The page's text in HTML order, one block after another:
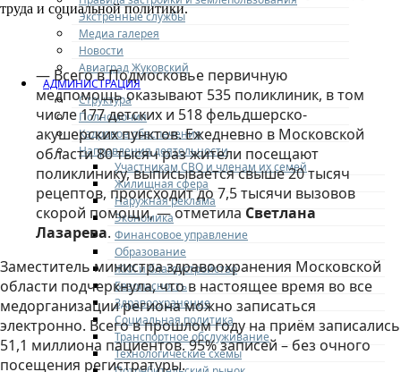
Экстренные службы
Медиа галерея
Новости
Авиаград Жуковский
АДМИНИСТРАЦИЯ
Структура
Полномочия
Кадровое обеспечение
Направления деятельности
Участникам СВО и членам их семей
Жилищная сфера
Наружная реклама
Экономика
Финансовое управление
Образование
ЖКХ и благоустройство
Безопасность
Здравоохранение
Социальная политика
Транспортное обслуживание
Технологические схемы
труда и социальной политики.
— Всего в Подмосковье первичную
медпомощь оказывают 535 поликлиник, в том
числе 177 детских и 518 фельдшерско-
акушерских пунктов. Ежедневно в Московской
области 80 тысяч раз жители посещают
поликлинику, выписывается свыше 20 тысяч
рецептов, происходит до 7,5 тысячи вызовов
скорой помощи, — отметила Светлана
Лазарева.
Заместитель министра здравоохранения Московской
области подчеркнула, что в настоящее время во все
медорганизации региона можно записаться
электронно. Всего в прошлом году на приём записались
51,1 миллиона пациентов. 95% записей – без очного
посещения регистратуры.